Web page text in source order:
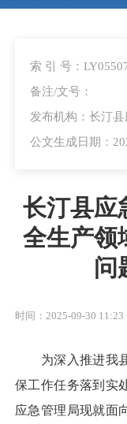
索 引 号：
备注/文号：
发布机构：长汀
公文生成日期：
长汀县应
全生产领
问
时间：2025-09-30 11:23
为深入推进我县
保工作任务落到实
应急管理局现就面